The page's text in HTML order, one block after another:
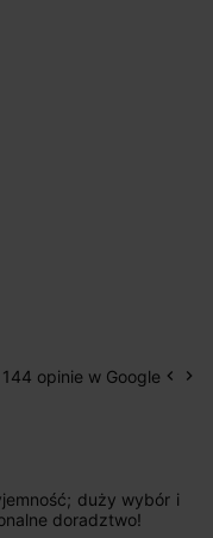
opinie w Google keyboard_arrow_left keyboard_arrow_right
duży wybór i
doradztwo!